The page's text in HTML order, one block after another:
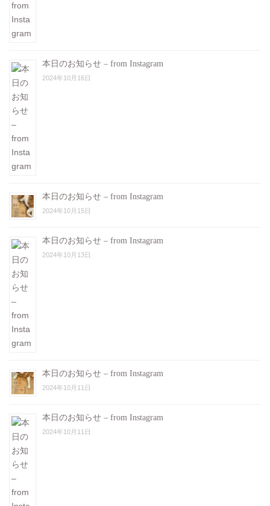
本日のお知らせ – from Instagram
2024年10月16日
本日のお知らせ – from Instagram
2024年10月15日
本日のお知らせ – from Instagram
2024年10月13日
本日のお知らせ – from Instagram
2024年10月11日
本日のお知らせ – from Instagram
2024年10月11日